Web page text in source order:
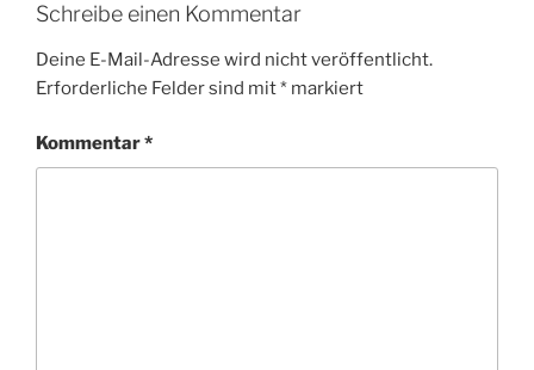
Schreibe einen Kommentar
Deine E-Mail-Adresse wird nicht veröffentlicht.
Erforderliche Felder sind mit* markiert
Kommentar*